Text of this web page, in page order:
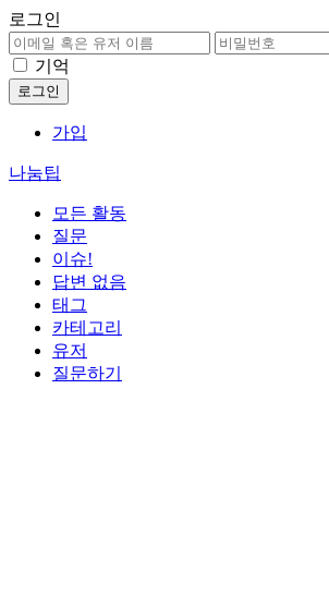
로그인
기억
가입
나눔팁
모든 활동
질문
이슈!
답변 없음
태그
카테고리
유저
질문하기